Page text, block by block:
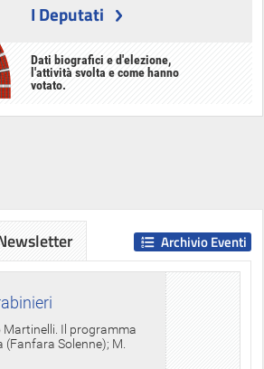
I Deputati
Dati biografici e d'elezione,
l'attività svolta e come hanno
votato.
Martinelli. Il programma
Solenne); M.
Archivio Eventi